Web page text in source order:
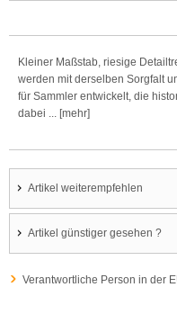
Kleiner Maßstab, riesige
werden mit derselben Sorgfalt
für Sammler entwickelt, die
dabei ... [mehr]
Artikel weiterempfehlen
Artikel günstiger gesehen ?
Verantwortliche Person in der